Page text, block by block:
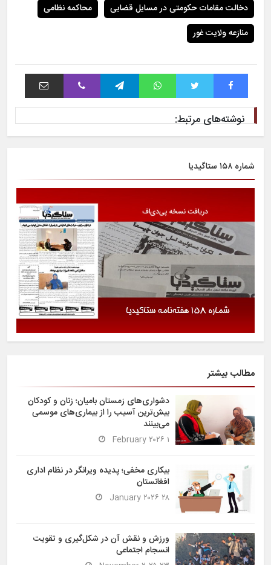
دخالت مقامات حکومتی در مسایل قضایی
محاکمه نظامی
منازعه ولایت غور
فیس بوک توییتر واتس آپ تلگرام وایبر اشتراک با ایمیل
نوشته‌های مرتبط:
شماره ۱۵۸ ستاگیدیا
مطالب بیشتر
دشواری‌های زمستان بامیان؛ زنان و کودکان
بیش‌ترین آسیب را از بیماری‌های موسمی
می‌بینند
۱ February ۲۰۲۶
بیکاری مخفی؛ پدیده ویرانگر در نظام اداری
افغانستان
۲۸ January ۲۰۲۶
ورزش و نقش آن در شکل‌گیری و تقویت
انسجام اجتماعی